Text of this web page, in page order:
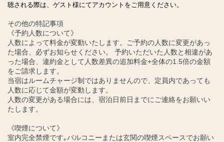
聴される際は、ゲスト様にてアカウントをご用意ください。
その他の特記事項
《予約人数について》
人数によって料金が変動いたします。ご予約の人数に変更があっ
た場合、必ずお知らせください。 予約いただいた人数と相違があ
った場合、違約金として人数差異の追加料金+全体の1.5倍の金額
をご請求します。
当宿はルームチャージ制ではありませんので、定員内であっても
人数に応じて金額が変動します。
人数の変更がある場合には、宿泊日前日までにご連絡をお願いい
たします。
《喫煙について》
室内完全禁煙です｡バルコニーまたは玄関の喫煙スペースでお願い